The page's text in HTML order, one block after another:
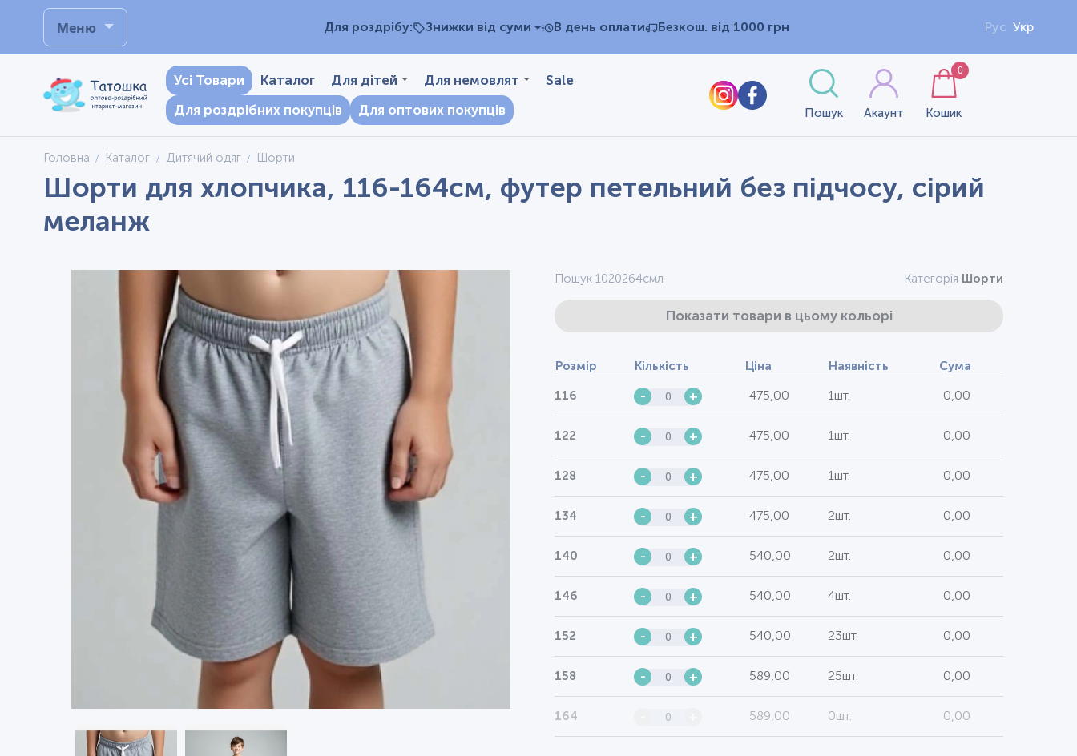
Меню Для роздрібу: Знижки від суми В день оплати Безкош. від 1000 грн Рус Укр
Усі Товари Каталог Для дітей Для немовлят
Sale
Для роздрібних покупців
Для оптових покупців Пошук Акаунт Кошик
0
Головна Каталог Дитячий одяг Шорти
Шорти для хлопчика, 116-164см, футер петельний без підчосу, сірий
меланж
Пошук 1020264смл Категорія Шорти
Показати товари в цьому кольорі
Розмір Кількість Ціна Наявність Сума
116 - + 475,00 1шт. 0,00
122 - + 475,00 1шт. 0,00
128 - + 475,00 1шт. 0,00
134 - + 475,00 2шт. 0,00
140 - + 540,00 2шт. 0,00
146 - + 540,00 4шт. 0,00
152 - + 540,00 23шт. 0,00
158 - + 589,00 25шт. 0,00
164 589,00 0шт. 0,00